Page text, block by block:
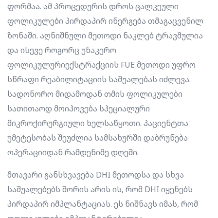
ფორმაა. ამ პროცედურის დროს ცალკეული
ფოლიკულები პირდაპირ ინერგება თმაგაცვენილ
ზონაში. აღნიშნული მეთოდი ნაკლებ ტრავმულია
და ისევე როგორც უნაკერო
ფოლიკულურიექსტრაქციის FUE მეთოდი უფრო
სწრაფი რეაბილიტაციის საშუალებას იძლევა.
სადონორო მიდამოდან თმის ფოლიკულები
სათითაოდ მოიპოვება სპეციალური
მიკროქირურგიული ხელსაწყოთი. პაციენტთა
უმეტესობას შეუძლია სამსახურში დაბრუნება
ოპერაციიდან რამდენიმე დღეში.
მთავარი განსხვავება DHI მეთოდსა და სხვა
საშუალებებს შორის არის ის, რომ DHI იყენებს
პირდაპირ იმპლანტაციას. ეს ნიშნავს იმას, რომ